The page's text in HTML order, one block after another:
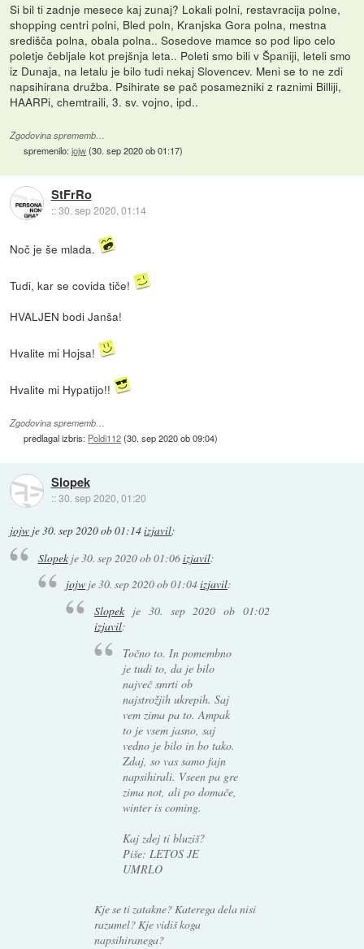
Si bil ti zadnje mesece kaj zunaj? Lokali polni, restavracija polne,
shopping centri polni, Bled poln, Kranjska Gora polna, mestna
središča polna, obala polna.. Sosedove mamce so pod lipo celo
poletje čebljale kot prejšnja leta.. Poleti smo bili v Španiji, leteli smo
iz Dunaja, na letalu je bilo tudi nekaj Slovencev. Meni se to ne zdi
napsihirana družba. Psihirate se pač posamezniki z raznimi Billiji,
HAARPi, chemtraili, 3. sv. vojno, ipd..
Zgodovina sprememb…
spremenilo:jojw(30. sep 2020 ob 01:17)
StFrRo
::30. sep 2020, 01:14
Noč je še mlada.
Tudi, kar se covida tiče!
HVALJEN bodi Janša!
Hvalite mi Hojsa!
Hvalite mi Hypatijo!!
Zgodovina sprememb…
predlagal izbris: Poldi112(30. sep 2020 ob 09:04)
Slopek
::30. sep 2020, 01:20
jojw je30. sep 2020 ob 01:14izjavil:
Slopekje30. sep 2020 ob 01:06izjavil:
jojw je30. sep 2020 ob 01:04izjavil:
Slopekje 30. sep 2020 ob 01:02
izjavil:
Točno to. In pomembno
je tudi to, da je bilo
največ smrti ob
najstrožjih ukrepih. Saj
vem zima pa to. Ampak
to je vsem jasno, saj
vedno je bilo in bo tako.
Zdaj, so vas samo fajn
napsihirali. Vseen pa gre
zima not, ali po domače,
winter is coming.
Kaj zdej ti bluziš?
Piše: LETOS JE
UMRLO
Kje se ti zatakne? Katerega dela nisi
razumel? Kje vidiš koga
napsihiranega?